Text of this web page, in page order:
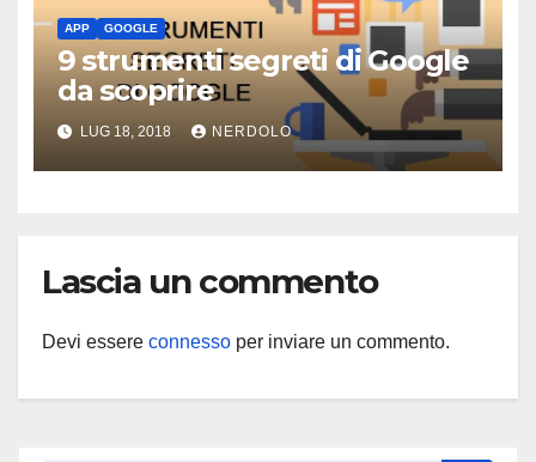
APP GOOGLE
9 strumenti segreti di Google
da scoprire
LUG 18, 2018 NERDOLO
Lascia un commento
Devi essere connesso per inviare un commento.